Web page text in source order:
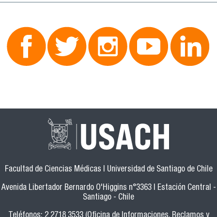
Facultad de Ciencias Médicas | Universidad de Santiago de Chile
Avenida Libertador Bernardo O'Higgins n°3363 | Estación Central -
Santiago - Chile